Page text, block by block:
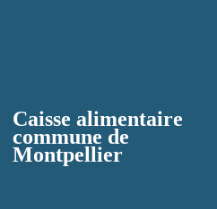
Caisse alimentaire
commune de
Montpellier